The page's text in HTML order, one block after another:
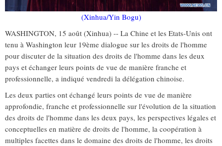
(Xinhua/Yin Bogu)
WASHINGTON, 15 août (Xinhua) -- La Chine et les Etats-Unis ont
tenu à Washington leur 19ème dialogue sur les droits de l'homme
pour discuter de la situation des droits de l'homme dans les deux
pays et échanger leurs points de vue de manière franche et
professionnelle, a indiqué vendredi la délégation chinoise.
Les deux parties ont échangé leurs points de vue de manière
approfondie, franche et professionnelle sur l'évolution de la situation
des droits de l'homme dans les deux pays, les perspectives légales et
conceptuelles en matière de droits de l'homme, la coopération à
multiples facettes dans le domaine des droits de l'homme, les droits